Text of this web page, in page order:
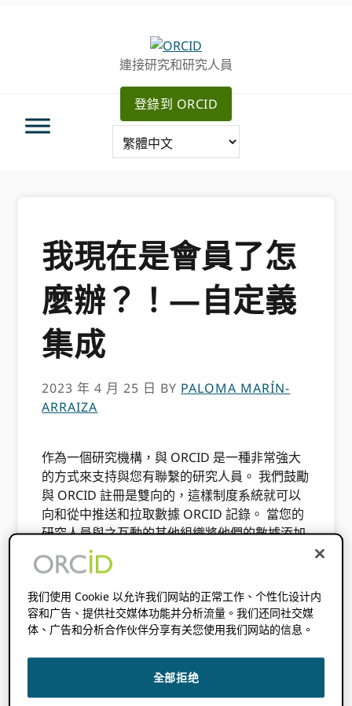
連接研究和研究人員
登錄到 ORCID
我現在是會員了怎
麼辦？！—自定義
集成
2023 年 4 月 25 日 BY PALOMA MARÍN-
ARRAIZA
作為一個研究機構，與 ORCID 是一種非常強大
的方式來支持與您有聯繫的研究人員。 我們鼓勵
與 ORCID 註冊是雙向的，這樣制度系統就可以
向和從中推送和拉取數據 ORCID 記錄。 當您的
研究人員與之互動的其他組織將他們的數據添加
到 ORCID 登記處，他們的記錄將繼續積累更多
的數據，這些數據可以與其他連接的系統重複使
用 ORCID 註冊表，包括你的。
我們致力於幫助組織與 ORCID 登記處，今年早
些時候，我們舉行了第一次網絡研討會我是會
員，現在怎麼辦？！ 2023 系列，涵蓋有關集成
的一些基本信息：它們是什麼、使用它們的最佳
實踐以及開始開發集成的一些簡單選項。 如果你
我们使用 Cookie 以允许我们网站的正常工作、个性化设计内
容和广告、提供社交媒体功能并分析流量。我们还同社交媒
体、广告和分析合作伙伴分享有关您使用我们网站的信息。
全部拒绝